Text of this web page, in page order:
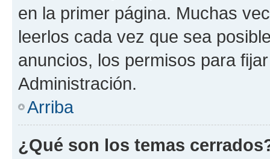
en la primer página. Muchas
leerlos cada vez que sea
anuncios, los permisos para
Administración.
Arriba
¿Qué son los temas